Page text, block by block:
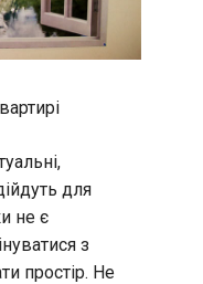
для
не є
з
простір. Не